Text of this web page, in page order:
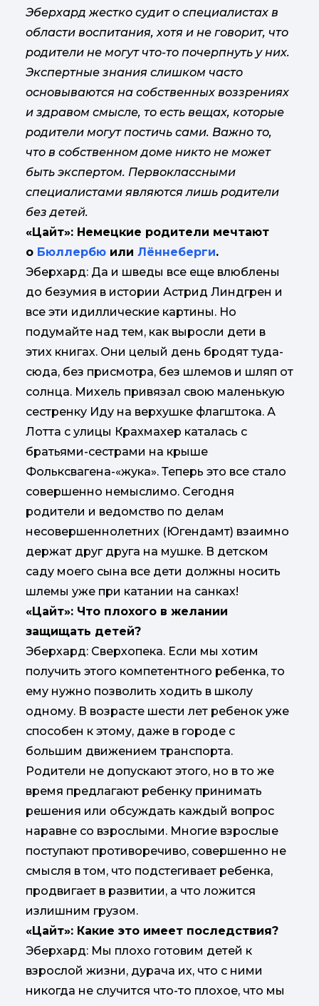
Эберхард жестко судит о специалистах в
области воспитания, хотя и не говорит, что
родители не могут что-то почерпнуть у них.
Экспертные знания слишком часто
основываются на собственных воззрениях
и здравом смысле, то есть вещах, которые
родители могут постичь сами. Важно то,
что в собственном доме никто не может
быть экспертом. Первоклассными
специалистами являются лишь родители
без детей.
«Цайт»: Немецкие родители мечтают
о Бюллербю или Лённеберги.
Эберхард: Да и шведы все еще влюблены
до безумия в истории Астрид Линдгрен и
все эти идиллические картины. Но
подумайте над тем, как выросли дети в
этих книгах. Они целый день бродят туда-
сюда, без присмотра, без шлемов и шляп от
солнца. Михель привязал свою маленькую
сестренку Иду на верхушке флагштока. А
Лотта с улицы Крахмахер каталась с
братьями-сестрами на крыше
Фольксвагена-«жука». Теперь это все стало
совершенно немыслимо. Сегодня
родители и ведомство по делам
несовершеннолетних (Югендамт) взаимно
держат друг друга на мушке. В детском
саду моего сына все дети должны носить
шлемы уже при катании на санках!
«Цайт»: Что плохого в желании
защищать детей?
Эберхард: Сверхопека. Если мы хотим
получить этого компетентного ребенка, то
ему нужно позволить ходить в школу
одному. В возрасте шести лет ребенок уже
способен к этому, даже в городе с
большим движением транспорта.
Родители не допускают этого, но в то же
время предлагают ребенку принимать
решения или обсуждать каждый вопрос
наравне со взрослыми. Многие взрослые
поступают противоречиво, совершенно не
смысля в том, что подстегивает ребенка,
продвигает в развитии, а что ложится
излишним грузом.
«Цайт»: Какие это имеет последствия?
Эберхард: Мы плохо готовим детей к
взрослой жизни, дурача их, что с ними
никогда не случится что-то плохое, что мы